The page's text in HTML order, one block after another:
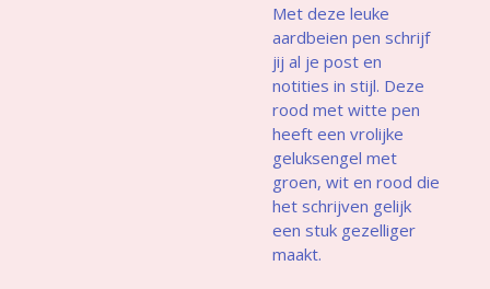
Met deze leuke
aardbeien pen schrijf
jij al je post en
notities in stijl. Deze
rood met witte pen
heeft een vrolijke
geluksengel met
groen, wit en rood die
het schrijven gelijk
een stuk gezelliger
maakt.